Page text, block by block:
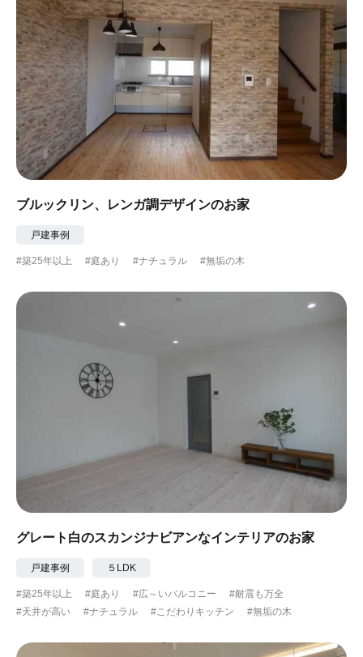
ブルックリン、レンガ調デザインのお家
戸建事例
#築25年以上 #庭あり #ナチュラル #無垢の木
グレート白のスカンジナビアンなインテリアのお家
戸建事例 ５LDK
#築25年以上 #庭あり #広～いバルコニー
#耐震も万全
#天井が高い
#ナチュラル #こだわりキッチン #無垢の木